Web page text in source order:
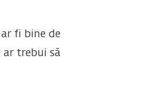
fi bine de
ar trebui să